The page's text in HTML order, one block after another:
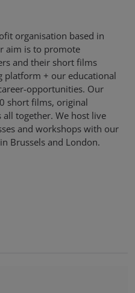
organisation based in
aim is to promote
and their short films
platform + our educational
opportunities. Our
short films, original
together. We host live
and workshops with our
Brussels and London.